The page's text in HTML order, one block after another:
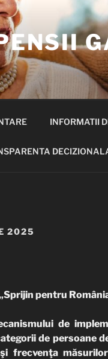
INFORMATII
2025
pentru
de
de persoane
frecvenţa